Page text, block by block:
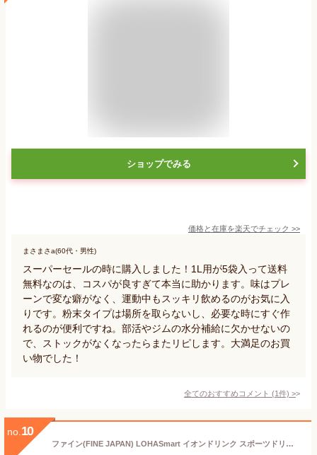
ショップでみる
価格と在庫を楽天でチェック >>
まさまさa(60代・男性)
スーパーセールの時に購入しました！1L用が5袋入って送料
無料なのは、コスパが良すぎて本当に助かります。味はプレ
ーンで変な癖がなく、運動中もスッキリ飲めるのがお気に入
りです。粉末タイプは場所を取らないし、必要な時にすぐ作
れるのが便利ですね。部活やジムの水分補給に欠かせないの
で、ストックがなくなったらまたリピします。大満足のお買
い物でした！
全てのおすすめコメント (1件) >
no. 10
ファイン(FINE JAPAN) LOHASmart イオンドリンク スポーツドリンク アセスルファムK不使用 アスパルテーム・L-フェニルアラニン化合物不使用 砂糖不使用 クエン酸 ビタミンC カルシウム カリウム マグネシウム 96g (3.2g×30本) 国内生産